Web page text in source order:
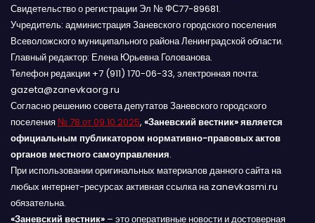
Свидетельство о регистрации Эл № ФС77-89681.
Учредитель: администрация Заневского городского поселения
Всеволожского муниципального района Ленинградской области.
Главный редактор: Елена Юрьевна Голованова.
Телефон редакции +7 (911) 170-06-33, электронная почта:
gazeta@zanevkaorg.ru
Согласно решению совета депутатов Заневского городского
поселения № 78 от 09.10.2025, «Заневский вестник» является
официальным публикатором нормативно-правовых актов
органов местного самоуправления.
При использовании оригинальных материалов данного сайта на
любых интернет-ресурсах активная ссылка на zanevkasmi.ru
обязательна.
«Заневский вестник» – это оперативные новости и достоверная